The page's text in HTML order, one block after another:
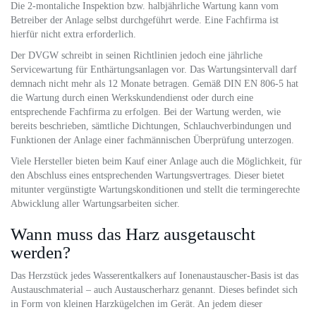
Die 2-montaliche Inspektion bzw. halbjährliche Wartung kann vom
Betreiber der Anlage selbst durchgeführt werde. Eine Fachfirma ist
hierfür nicht extra erforderlich.
Der DVGW schreibt in seinen Richtlinien jedoch eine jährliche
Servicewartung für Enthärtungsanlagen vor. Das Wartungsintervall darf
demnach nicht mehr als 12 Monate betragen. Gemäß DIN EN 806-5 hat
die Wartung durch einen Werkskundendienst oder durch eine
entsprechende Fachfirma zu erfolgen. Bei der Wartung werden, wie
bereits beschrieben, sämtliche Dichtungen, Schlauchverbindungen und
Funktionen der Anlage einer fachmännischen Überprüfung unterzogen.
Viele Hersteller bieten beim Kauf einer Anlage auch die Möglichkeit, für
den Abschluss eines entsprechenden Wartungsvertrages. Dieser bietet
mitunter vergünstigte Wartungskonditionen und stellt die termingerechte
Abwicklung aller Wartungsarbeiten sicher.
Wann muss das Harz ausgetauscht
werden?
Das Herzstück jedes Wasserentkalkers auf Ionenaustauscher-Basis ist das
Austauschmaterial – auch Austauscherharz genannt. Dieses befindet sich
in Form von kleinen Harzkügelchen im Gerät. An jedem dieser